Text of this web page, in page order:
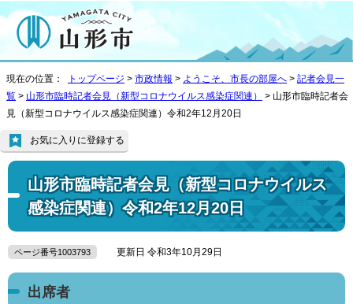
現在の位置： トップページ > 市政情報 > ようこそ、市長の部屋へ > 記者会見一
覧 > 山形市臨時記者会見（新型コロナウイルス感染症関連）
> 山形市臨時記者会
見（新型コロナウイルス感染症関連）令和2年12月20日
山形市臨時記者会見（新型コロナウイルス
感染症関連）令和2年12月20日
お気に入りに登録する
ページ番号1003793 更新日 令和3年10月29日
出席者